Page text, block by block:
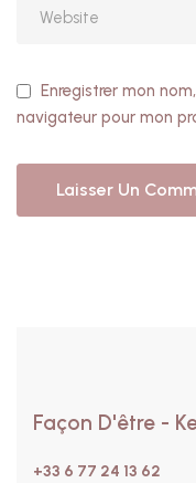
Enregistrer mon
navigateur pour mon
Façon D'être -
+33 6 77 24 13 62